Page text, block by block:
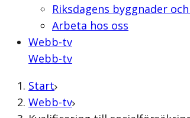
Riksdagens byggnader
Arbeta hos oss
Webb-tv
Webb-tv
Start
Webb-tv